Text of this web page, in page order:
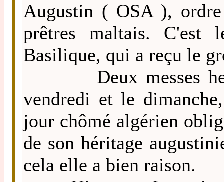
Augustin ( OSA ),
prêtres maltais. C'est
Basilique, qui a reçu le
Deux messes
vendredi et le
jour chômé algérien
de son héritage
cela elle a bien raison.